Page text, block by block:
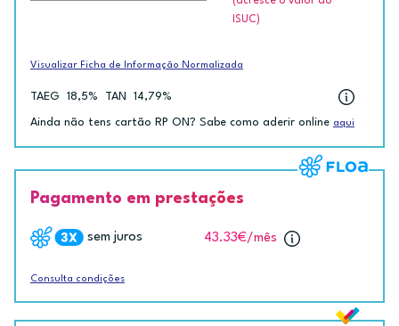
ISUC)
Visualizar Ficha de Informação Normalizada
TAEG 18,5% TAN 14,79%
Ainda não tens cartão RP ON? Sabe como aderir online aqui
Pagamento em prestações
sem juros 43.33€/mês
Consulta condições